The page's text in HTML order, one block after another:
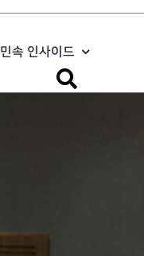
민속 인사이드